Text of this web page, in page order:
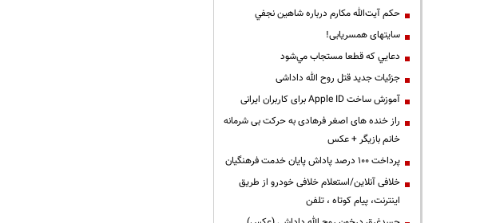
حكم آيت‌الله مكارم درباره شاهين نجفي
سایتهای همسریابی!
دعايي كه قطعا مستجاب مي‌شود
جزئیات جدید قتل روح الله داداشی
آموزش ساخت Apple ID برای کاربران ایرانی
راز خنده های اصغر فرهادی به حرکت بی شرمانه
خانم بازیگر + عکس
پرداخت ۱۰۰ درصد پاداش پایان خدمت فرهنگیان
خلافی آنلاین/استعلام خلافی خودرو از طریق
اینترنت، پیام کوتاه ، تلفن